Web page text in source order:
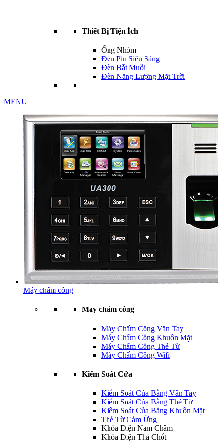
Thiết Bị Tiện Ích
Ống Nhòm
Đèn Pin Siêu Sáng
Đèn Bắt Muỗi
Đèn Năng Lượng Mặt Trời
MENU
Máy chấm công
Máy chấm công
Máy Chấm Công Vân Tay
Máy Chấm Công Khuôn Mặt
Máy Chấm Công Thẻ Từ
Máy Chấm Công Wifi
Kiểm Soát Cửa
Kiểm Soát Cửa Bằng Vân Tay
Kiểm Soát Cửa Bằng Thẻ Từ
Kiểm Soát Cửa Bằng Khuôn Mặt
Thẻ Từ Cảm Ứng
Khóa Điện Nam Châm
Khóa Điện Thả Chốt